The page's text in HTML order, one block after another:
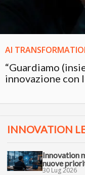
AI
“Guardiamo
innovazione con
INNOVATION
Innovation
nuove
30 Lug 2026